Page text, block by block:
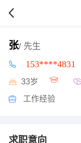
张/ 先生
153****4831
33岁
工作经验
求职意向